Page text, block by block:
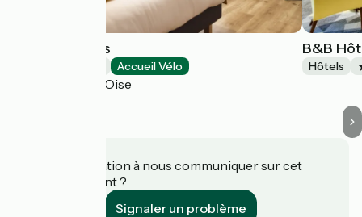
L’Hôtel des Iris
Accueil Vélo
Auvers-sur-Oise
B&B
Hôtels
Une information à nous communiquer sur cet
établissement ?
Signaler un problème